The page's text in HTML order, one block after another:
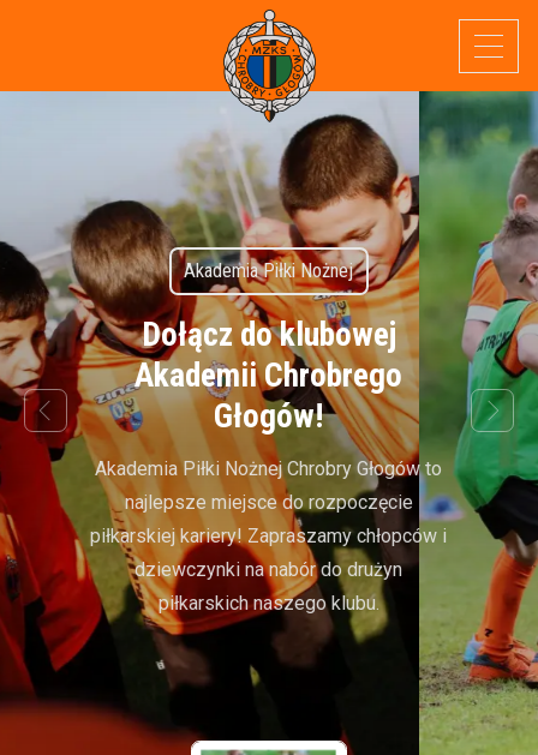
Akademia Piłki Nożnej
Dołącz do klubowej
Akademii Chrobrego
Głogów!
Akademia Piłki Nożnej Chrobry Głogów to
najlepsze miejsce do rozpoczęcie
piłkarskiej kariery! Zapraszamy chłopców i
dziewczynki na nabór do drużyn
piłkarskich naszego klubu.
prev next